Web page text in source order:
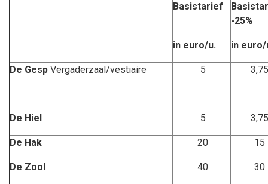
Basistarief
-25%
in euro/u. in
De Gesp Vergaderzaal/vestiaire 5 3,75
De Hiel 5 3,75
De Hak 20 15
De Zool 40 30